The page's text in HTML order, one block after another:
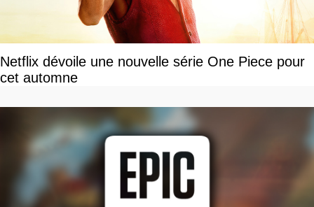
Netflix dévoile une nouvelle série One Piece pour
cet automne